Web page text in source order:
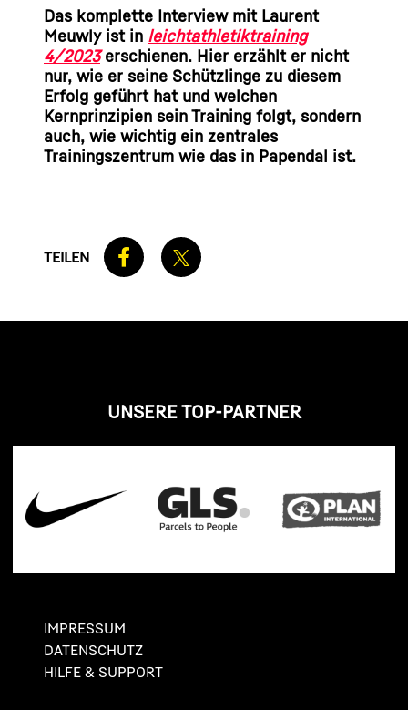
Das komplette Interview mit Laurent
Meuwly ist in leichtathletiktraining
4/2023erschienen. Hier erzählt er nicht
nur, wie er seine Schützlinge zu diesem
Erfolg geführt hat und welchen
Kernprinzipien sein Training folgt, sondern
auch, wie wichtig ein zentrales
Trainingszentrum wie das in Papendal ist.
TEILEN
UNSERE TOP-PARTNER
IMPRESSUM
DATENSCHUTZ
HILFE & SUPPORT